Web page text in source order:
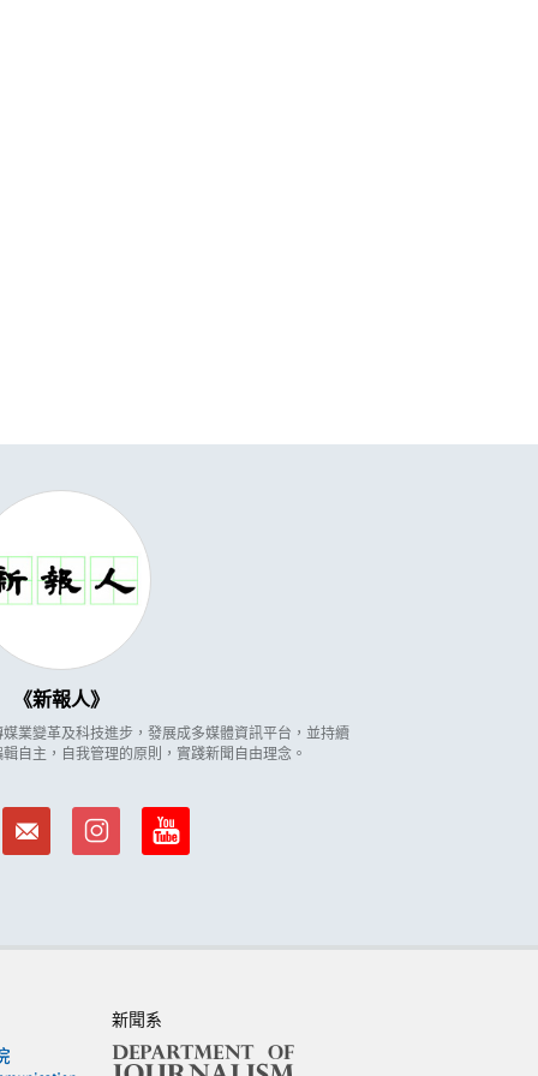
新報人
業變革及科技進步，發展成多媒體資訊平台，並持續
自主，自我管理的原則，實踐新聞自由理念。
新聞系